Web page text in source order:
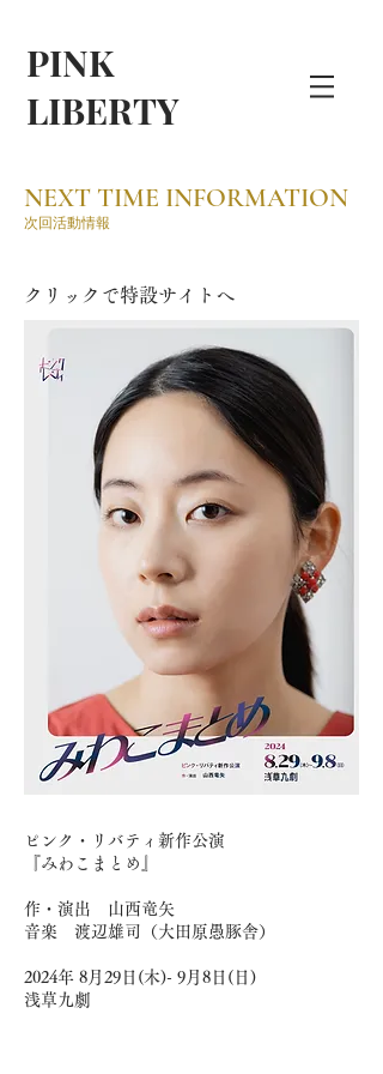
PINK
LIBERTY
NEXT TIME INFORMATION
​次回活動情報
​クリックで特設サイトへ
ピンク・リバティ新作公演
『みわこまとめ』
作・演出 山西竜矢
音楽 渡辺雄司（大田原愚豚舎）
2024年 8月29日(木)- 9月8日(日)
浅草九劇